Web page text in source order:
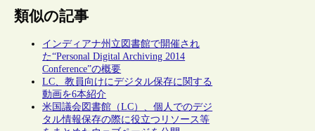
類似の記事
インディアナ州立図書館で開催され
た“Personal Digital Archiving 2014
Conference”の概要
LC、教員向けにデジタル保存に関する
動画を6本紹介
米国議会図書館（LC）、個人でのデジ
タル情報保存の際に役立つリソース等